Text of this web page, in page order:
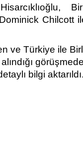
Chilcott
ve Türkiye ile
bilgi